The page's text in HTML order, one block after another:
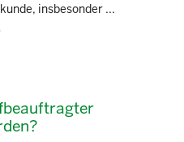
insbesonder ...